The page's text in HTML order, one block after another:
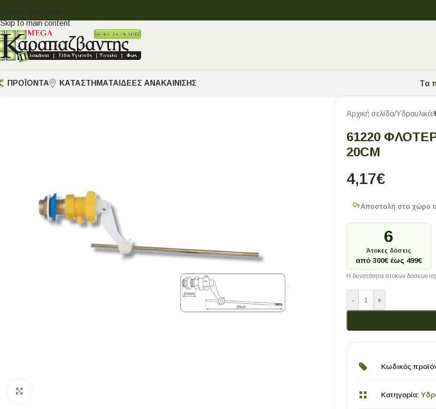
Skip to navigation
Skip to main content
ΠΡΟΪΟΝΤΑ ΚΑΤΑΣΤΗΜΑΤΑ ΙΔΈΕΣ ΑΝΑΚΑΊΝΙΣΗΣ Tα
Αρχική σελίδα/Υδραυλικά/
61220
20CM
4,17€
Αποστολή στο χώρο
6
Άτοκες δόσεις
από 300€ έως 499€
Η δυνατότητα άτοκων δόσεων
- +
Κωδικός
Κατηγορία: